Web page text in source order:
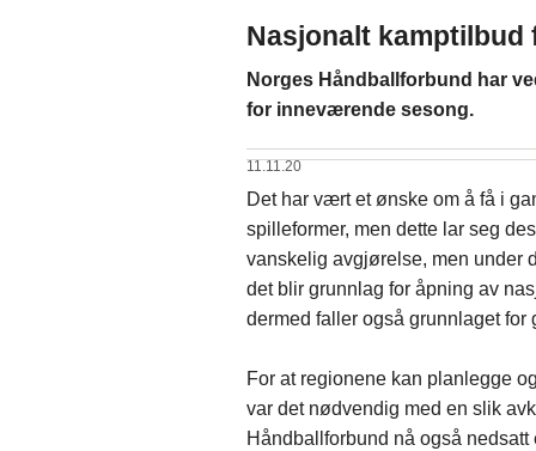
Nasjonalt kamptilbud
Norges Håndballforbund har
for inneværende sesong.
11.11.20
Det har vært et ønske om å få i
spilleformer, men dette lar seg
vanskelig avgjørelse, men under
det blir grunnlag for åpning av
dermed faller også grunnlaget for
For at regionene kan planlegge
var det nødvendig med en slik
Håndballforbund nå også